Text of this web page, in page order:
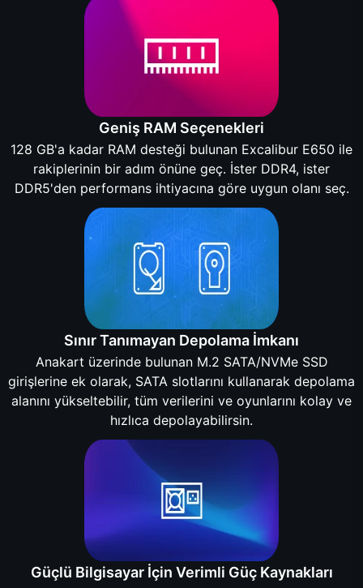
Geniş RAM Seçenekleri
128 GB'a kadar RAM desteği bulunan Excalibur E650 ile
rakiplerinin bir adım önüne geç. İster DDR4, ister
DDR5'den performans ihtiyacına göre uygun olanı seç.
Sınır Tanımayan Depolama İmkanı
Anakart üzerinde bulunan M.2 SATA/NVMe SSD
girişlerine ek olarak, SATA slotlarını kullanarak depolama
alanını yükseltebilir, tüm verilerini ve oyunlarını kolay ve
hızlıca depolayabilirsin.
Güçlü Bilgisayar İçin Verimli Güç Kaynakları